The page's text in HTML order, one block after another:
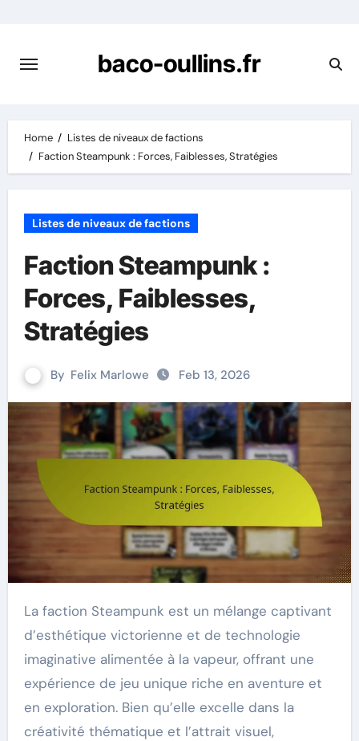
content
baco-oullins.fr
Home
Listes de niveaux de factions
Faction Steampunk : Forces, Faiblesses, Stratégies
Listes de niveaux de factions
Faction Steampunk :
Forces, Faiblesses,
Stratégies
By Felix Marlowe Feb 13, 2026
La faction Steampunk est un mélange captivant
d’esthétique victorienne et de technologie
imaginative alimentée à la vapeur, offrant une
expérience de jeu unique riche en aventure et
en exploration. Bien qu’elle excelle dans la
créativité thématique et l’attrait visuel,